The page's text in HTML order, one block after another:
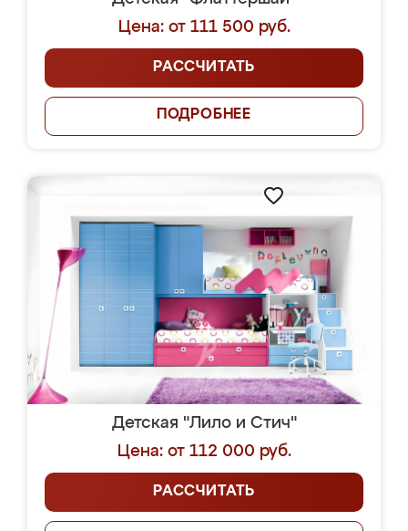
Цена: от 111 500 руб.
РАССЧИТАТЬ
ПОДРОБНЕЕ
Детская "Лило и Стич"
Цена: от 112 000 руб.
РАССЧИТАТЬ